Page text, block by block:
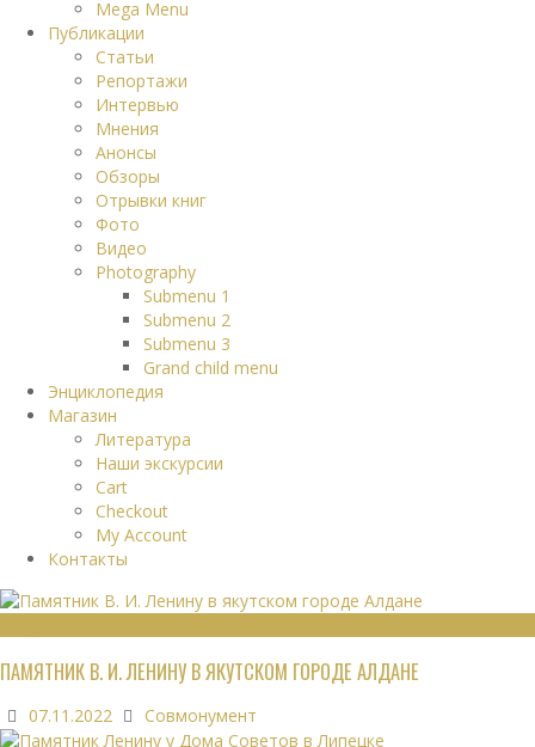
Mega Menu
Публикации
Статьи
Репортажи
Интервью
Мнения
Анонсы
Обзоры
Отрывки книг
Фото
Видео
Photography
Submenu 1
Submenu 2
Submenu 3
Grand child menu
Энциклопедия
Магазин
Литература
Наши экскурсии
Cart
Checkout
My Account
Контакты
ПАМЯТНИК В. И. ЛЕНИНУ В ЯКУТСКОМ ГОРОДЕ АЛДАНЕ
07.11.2022 Совмонумент